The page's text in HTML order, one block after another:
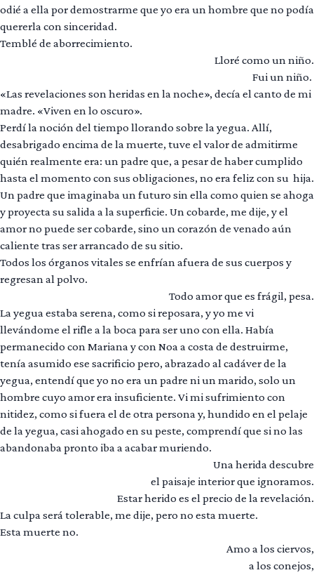
odié a ella por demostrarme que yo era un hombre que no podía
quererla con sinceridad.
Temblé de aborrecimiento.
Lloré como un niño.
Fui un niño.
«Las revelaciones son heridas en la noche», decía el canto de mi
madre. «Viven en lo oscuro».
Perdí la noción del tiempo llorando sobre la yegua. Allí,
desabrigado encima de la muerte, tuve el valor de admitirme
quién realmente era: un padre que, a pesar de haber cumplido
hasta el momento con sus obligaciones, no era feliz con su hija.
Un padre que imaginaba un futuro sin ella como quien se ahoga
y proyecta su salida a la superficie. Un cobarde, me dije, y el
amor no puede ser cobarde, sino un corazón de venado aún
caliente tras ser arrancado de su sitio.
Todos los órganos vitales se enfrían afuera de sus cuerpos y
regresan al polvo.
Todo amor que es frágil, pesa.
La yegua estaba serena, como si reposara, y yo me vi
llevándome el rifle a la boca para ser uno con ella. Había
permanecido con Mariana y con Noa a costa de destruirme,
tenía asumido ese sacrificio pero, abrazado al cadáver de la
yegua, entendí que yo no era un padre ni un marido, solo un
hombre cuyo amor era insuficiente. Vi mi sufrimiento con
nitidez, como si fuera el de otra persona y, hundido en el pelaje
de la yegua, casi ahogado en su peste, comprendí que si no las
abandonaba pronto iba a acabar muriendo.
Una herida descubre
el paisaje interior que ignoramos.
Estar herido es el precio de la revelación.
La culpa será tolerable, me dije, pero no esta muerte.
Esta muerte no.
Amo a los ciervos,
a los conejos,